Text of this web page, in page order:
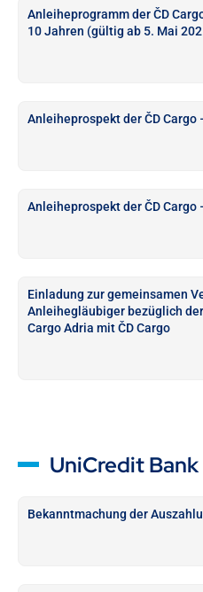
Anleiheprogramm der ČD
10 Jahren (gültig ab 5. Mai
Anleiheprospekt der ČD Cargo
Anleiheprospekt der ČD Cargo
Einladung zur gemeinsamen
Anleihegläubiger bezüglich
Cargo Adria mit ČD Cargo
UniCredit Bank
Bekanntmachung der